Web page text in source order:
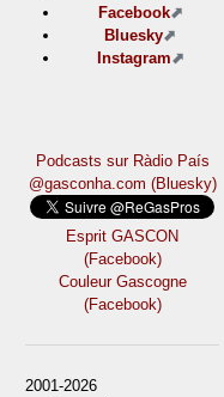
Facebook
Bluesky
Instagram
Podcasts sur Ràdio País
@gasconha.com (Bluesky)
Esprit GASCON
(Facebook)
Couleur Gascogne
(Facebook)
2001-2026